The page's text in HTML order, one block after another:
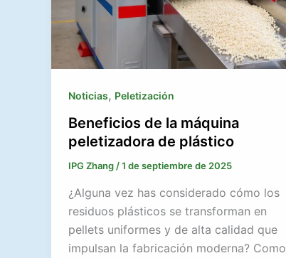
Noticias, Peletización
Beneficios de la máquina
peletizadora de plástico
IPG Zhang /1 de septiembre de 2025
¿Alguna vez has considerado cómo los
residuos plásticos se transforman en
pellets uniformes y de alta calidad que
impulsan la fabricación moderna? Como